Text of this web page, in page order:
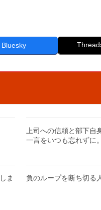
Bluesky
上司への信頼と部下
一言をいつも忘れずに。
ま
負のループを断ち切る